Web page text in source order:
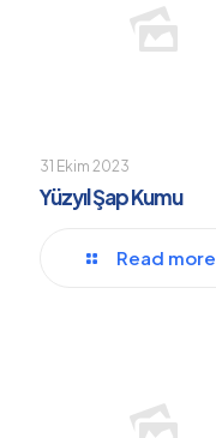
31 Ekim 2023
Yüzyıl Şap Kumu
Read more